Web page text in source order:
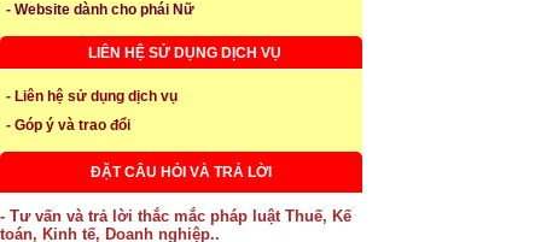
- Website dành cho phái Nữ
LIÊN HỆ SỬ DỤNG DỊCH VỤ
- Liên hệ sử dụng dịch vụ
- Góp ý và trao đổi
ĐẶT CÂU HỎI VÀ TRẢ LỜI
- Tư vấn và trả lời thắc mắc pháp luật Thuế, Kế
toán, Kinh tế, Doanh nghiệp..